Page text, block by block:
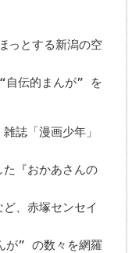
っとする新潟の空
自伝的まんが” を
誌「漫画少年」
『おかあさんの
、赤塚センセイ
が” の数々を網羅